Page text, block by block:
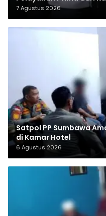
7 Agustus 2026
Satpol PP Sumbawa
di Kamar Hotel
6 Agustus 2026